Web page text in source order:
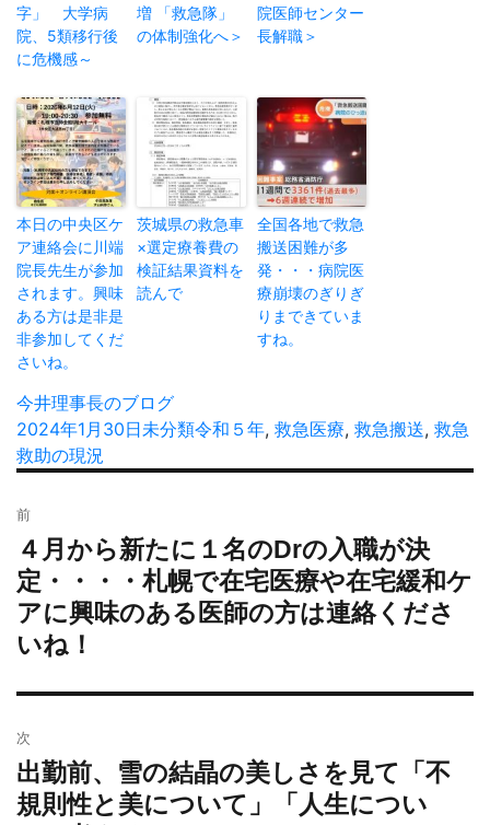
字」 大学病
院、5類移行後
に危機感～
増 「救急隊」
の体制強化へ＞
院医師センター
長解職＞
本日の中央区ケ
ア連絡会に川端
院長先生が参加
されます。興味
ある方は是非是
非参加してくだ
さいね。
茨城県の救急車
×選定療養費の
検証結果資料を
読んで
全国各地で救急
搬送困難が多
発・・・病院医
療崩壊のぎりぎ
りまできていま
すね。
投
稿
者
今井理事長のブログ
投
稿
2024年1月30日カ
ー
未分類タ
令和５年, 救急医療, 救急搬送, 救急
救助の現況
稿
ナ
ビ
ゲ
ー
ョ
ン
前
過
去
の
投
稿:
４月から新たに１名のDrの入職が決
定・・・・札幌で在宅医療や在宅緩和ケ
アに興味のある医師の方は連絡くださ
いね！
次
次
の
出勤前、雪の結晶の美しさを見て「不
規則性と美について」「人生につい